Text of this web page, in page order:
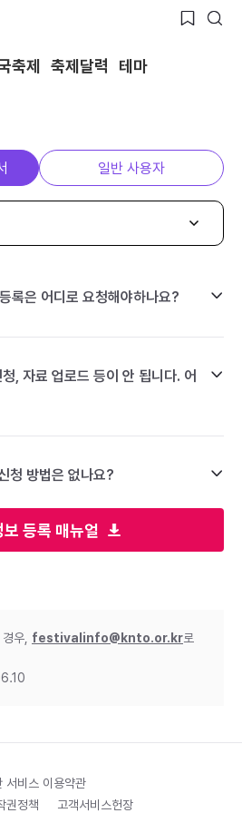
축제 축제달력 테마
등록 매뉴얼
일반 사용자
록은 어디로 요청해야하나요?
, 자료 업로드 등이 안 됩니다. 어
청 방법은 없나요?
우, festivalinfo@knto.or.kr로
서비스 이용약관
권정책 고객서비스헌장